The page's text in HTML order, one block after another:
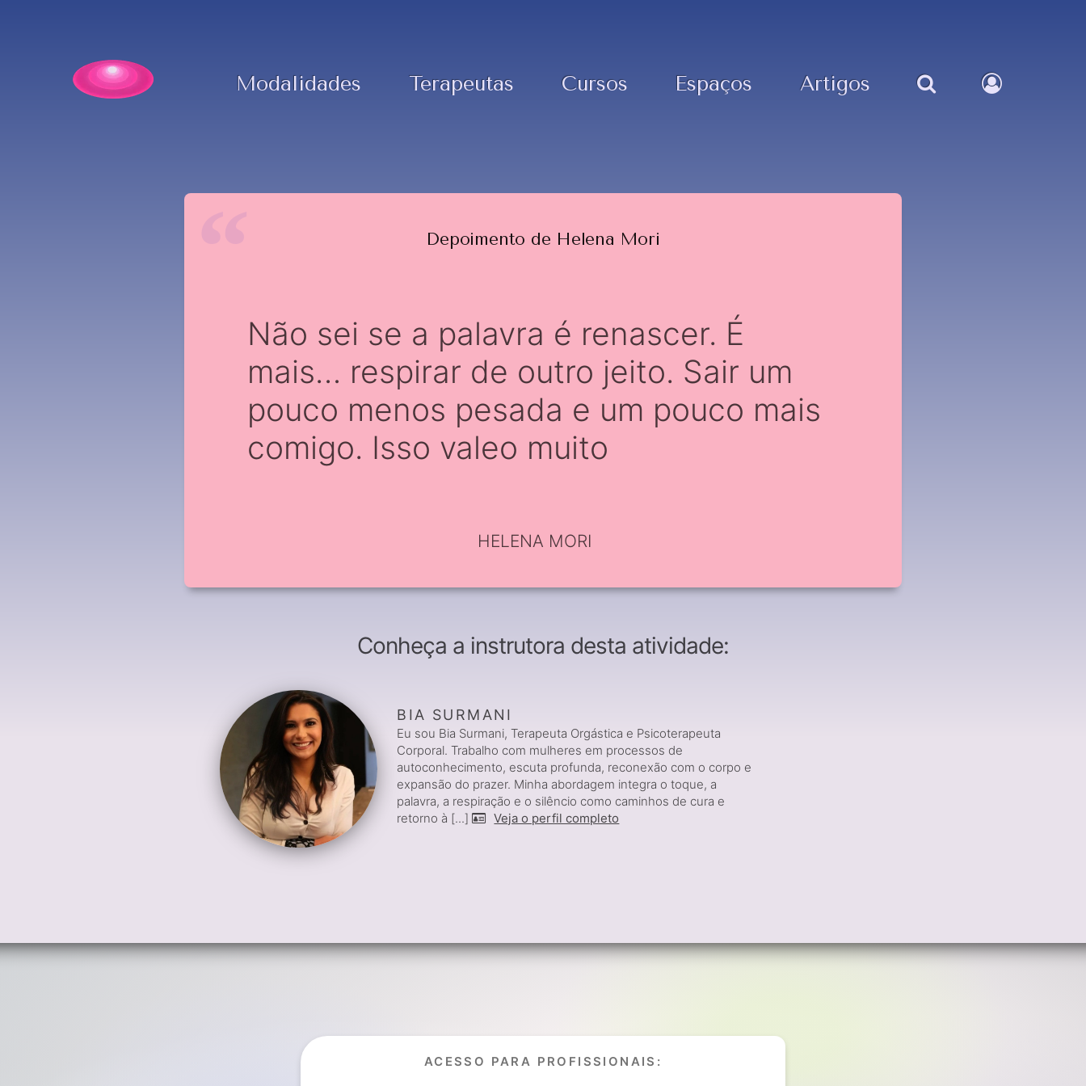
Modalidades Terapeutas Cursos Espaços Artigos
Depoimento de Helena Mori
Não sei se a palavra é renascer. É
mais… respirar de outro jeito. Sair um
pouco menos pesada e um pouco mais
comigo. Isso valeo muito
HELENA MORI
Conheça a instrutora desta atividade:
BIA SURMANI
Eu sou Bia Surmani, Terapeuta Orgástica e Psicoterapeuta
Corporal. Trabalho com mulheres em processos de
autoconhecimento, escuta profunda, reconexão com o corpo e
expansão do prazer. Minha abordagem integra o toque, a
palavra, a respiração e o silêncio como caminhos de cura e
retorno à [...]
Veja o perfil completo
ACESSO PARA PROFISSIONAIS: